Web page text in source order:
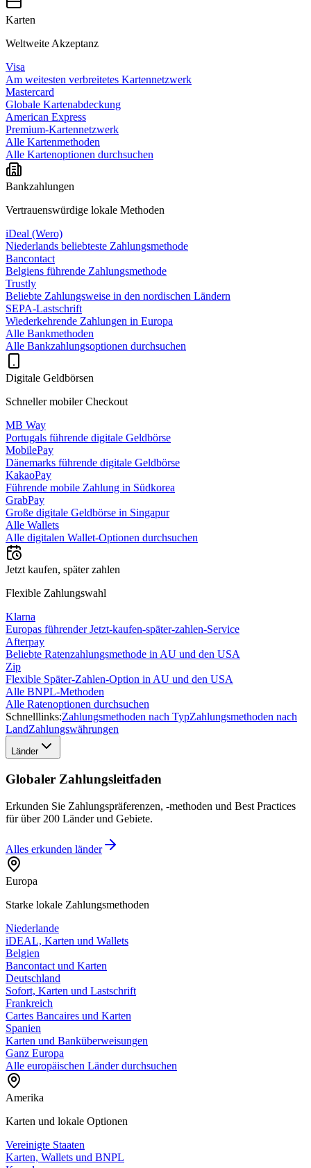
Karten
Weltweite Akzeptanz
Visa
Am weitesten verbreitetes Kartennetzwerk
Mastercard
Globale Kartenabdeckung
American Express
Premium-Kartennetzwerk
Alle Kartenmethoden
Alle Kartenoptionen durchsuchen
Bankzahlungen
Vertrauenswürdige lokale Methoden
iDeal (Wero)
Niederlands beliebteste Zahlungsmethode
Bancontact
Belgiens führende Zahlungsmethode
Trustly
Beliebte Zahlungsweise in den nordischen Ländern
SEPA-Lastschrift
Wiederkehrende Zahlungen in Europa
Alle Bankmethoden
Alle Bankzahlungsoptionen durchsuchen
Digitale Geldbörsen
Schneller mobiler Checkout
MB Way
Portugals führende digitale Geldbörse
MobilePay
Dänemarks führende digitale Geldbörse
KakaoPay
Führende mobile Zahlung in Südkorea
GrabPay
Große digitale Geldbörse in Singapur
Alle Wallets
Alle digitalen Wallet-Optionen durchsuchen
Jetzt kaufen, später zahlen
Flexible Zahlungswahl
Klarna
Europas führender Jetzt-kaufen-später-zahlen-Service
Afterpay
Beliebte Ratenzahlungsmethode in AU und den USA
Zip
Flexible Später-Zahlen-Option in AU und den USA
Alle BNPL-Methoden
Alle Ratenoptionen durchsuchen
Schnelllinks:Zahlungsmethoden nach TypZahlungsmethoden nach
LandZahlungswährungen
Länder
Globaler Zahlungsleitfaden
Erkunden Sie Zahlungspräferenzen, -methoden und Best Practices
für über 200 Länder und Gebiete.
Alles erkunden länder
Europa
Starke lokale Zahlungsmethoden
Niederlande
iDEAL, Karten und Wallets
Belgien
Bancontact und Karten
Deutschland
Sofort, Karten und Lastschrift
Frankreich
Cartes Bancaires und Karten
Spanien
Karten und Banküberweisungen
Ganz Europa
Alle europäischen Länder durchsuchen
Amerika
Karten und lokale Optionen
Vereinigte Staaten
Karten, Wallets und BNPL